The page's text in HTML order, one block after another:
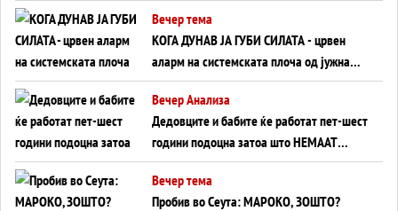
Вечер тема
КОГА ДУНАВ ЈА ГУБИ СИЛАТА - црвен
аларм на системската плоча од јужна
Германија до Црното Море...
Вечер Анализа
Дедовците и бабите ќе работат пет-шест
години подоцна затоа што НЕМААТ
ВНУЦИ ДА ГИ ЗАМЕНАТ
Вечер тема
Пробив во Сеута: МАРОКО, ЗОШТО?